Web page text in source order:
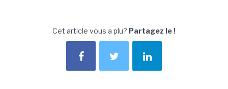
Cet article vous a plu? Partagez le !